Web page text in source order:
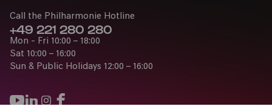
Call the Philharmonie Hotline
+49 221 280 280
Mon - Fri 10:00 – 18:00
Sat 10:00 – 16:00
Sun & Public Holidays 12:00 – 16:00